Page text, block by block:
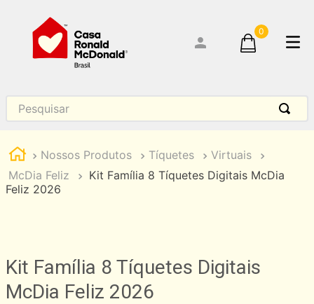
0
Pesquisar
Nossos Produtos Tíquetes
Virtuais
McDia Feliz
Kit Família 8 Tíquetes Digitais McDia
Feliz 2026
Kit Família 8 Tíquetes Digitais
McDia Feliz 2026